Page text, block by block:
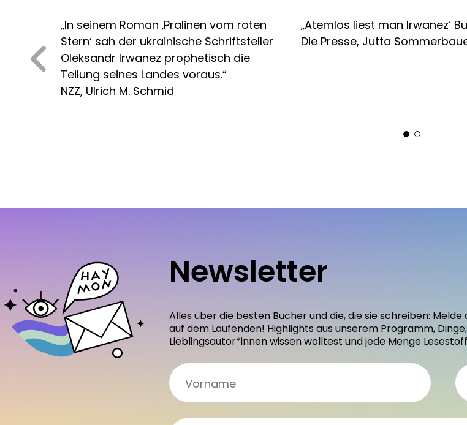
„In seinem Roman ‚Pralinen vom roten
Stern‘ sah der ukrainische Schriftsteller
Oleksandr Irwanez prophetisch die
Teilung seines Landes voraus.“
NZZ, Ulrich M. Schmid
„Atemlos liest man Irwanez‘
Die Presse, Jutta
Newsletter
Alles über die besten Bücher und die, die sie schreiben:
auf dem Laufenden! Highlights aus unserem Programm,
Lieblingsautor*innen wissen wolltest und jede Menge